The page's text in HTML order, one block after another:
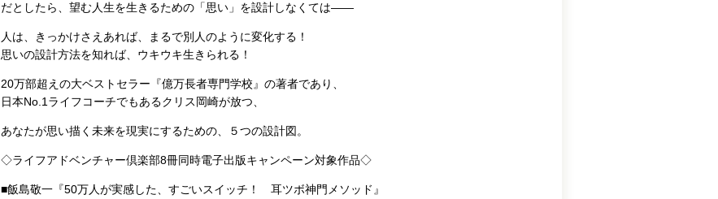
だとしたら、望む人生を生きるための「思い」を設計しなくては――
人は、きっかけさえあれば、まるで別人のように変化する！
思いの設計方法を知れば、ウキウキ生きられる！
20万部超えの大ベストセラー『億万長者専門学校』の著者であり、
日本No.1ライフコーチでもあるクリス岡崎が放つ、
あなたが思い描く未来を現実にするための、５つの設計図。
◇ライフアドベンチャー倶楽部8冊同時電子出版キャンペーン対象作品◇
■飯島敬一『50万人が実感した、すごいスイッチ！ 耳ツボ神門メソッド』